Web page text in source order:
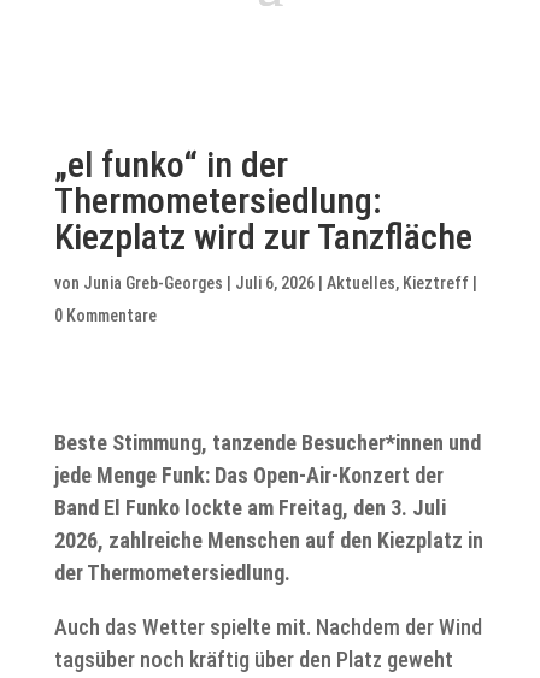
„el funko“ in der
Thermometersiedlung:
Kiezplatz wird zur Tanzfläche
von Junia Greb-Georges Juli 6, 2026| Aktuelles, Kieztreff|
0 Kommentare
Beste Stimmung, tanzende Besucher*innen und
jede Menge Funk: Das Open-Air-Konzert der
Band El Funko lockte am Freitag, den 3. Juli
2026, zahlreiche Menschen auf den Kiezplatz in
der Thermometersiedlung.
Auch das Wetter spielte mit. Nachdem der Wind
tagsüber noch kräftig über den Platz geweht